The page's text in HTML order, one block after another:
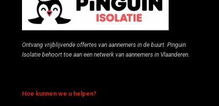
Ontvang vrijblijvende offertes van aannemers in de buurt. Pinguin
Isolatie behoort toe aan een netwerk van aannemers in Vlaanderen.
Hoe kunnen we u helpen?